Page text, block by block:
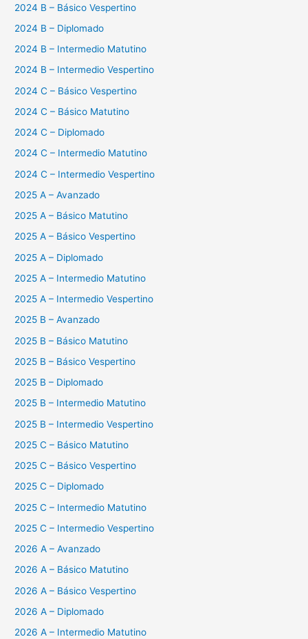
2024 B – Básico Vespertino
2024 B – Diplomado
2024 B – Intermedio Matutino
2024 B – Intermedio Vespertino
2024 C – Básico Vespertino
2024 C – Básico Matutino
2024 C – Diplomado
2024 C – Intermedio Matutino
2024 C – Intermedio Vespertino
2025 A – Avanzado
2025 A – Básico Matutino
2025 A – Básico Vespertino
2025 A – Diplomado
2025 A – Intermedio Matutino
2025 A – Intermedio Vespertino
2025 B – Avanzado
2025 B – Básico Matutino
2025 B – Básico Vespertino
2025 B – Diplomado
2025 B – Intermedio Matutino
2025 B – Intermedio Vespertino
2025 C – Básico Matutino
2025 C – Básico Vespertino
2025 C – Diplomado
2025 C – Intermedio Matutino
2025 C – Intermedio Vespertino
2026 A – Avanzado
2026 A – Básico Matutino
2026 A – Básico Vespertino
2026 A – Diplomado
2026 A – Intermedio Matutino